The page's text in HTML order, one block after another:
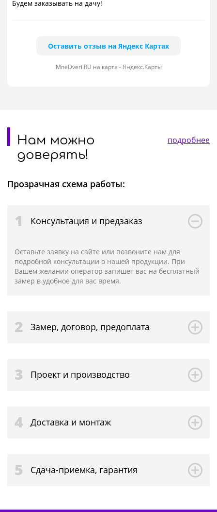
Будем заказывать на дачу!
Оставить отзыв на Яндекс Картах
MneDveri.RU на карте - Яндекс.Карты
Нам можно
доверять!
подробнее
Прозрачная схема работы:
1 Консультация и предзаказ
Оставьте заявку на сайте или позвоните нам для
подробной консультации о нашей продукции. При
Вашем желании оператор запишет вас на бесплатный
замер в удобное для вас время.
2 Замер, договор, предоплата
3 Проект и производство
4 Доставка и монтаж
5 Сдача-приемка, гарантия